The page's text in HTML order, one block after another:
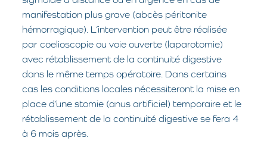
manifestation plus grave (abcès péritonite
hémorragique). L’intervention peut être réalisée
par coelioscopie ou voie ouverte (laparotomie)
avec rétablissement de la continuité digestive
dans le même temps opératoire. Dans certains
cas les conditions locales nécessiteront la mise en
place d’une stomie (anus artificiel) temporaire et le
rétablissement de la continuité digestive se fera 4
à 6 mois après.